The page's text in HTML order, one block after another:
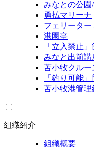
みなとの公園
勇払マリーナ
フェリーター
港園亭
「立入禁止
みなと出前講
苫小牧クル
「釣り可能
苫小牧港管理
組織紹介
組織概要